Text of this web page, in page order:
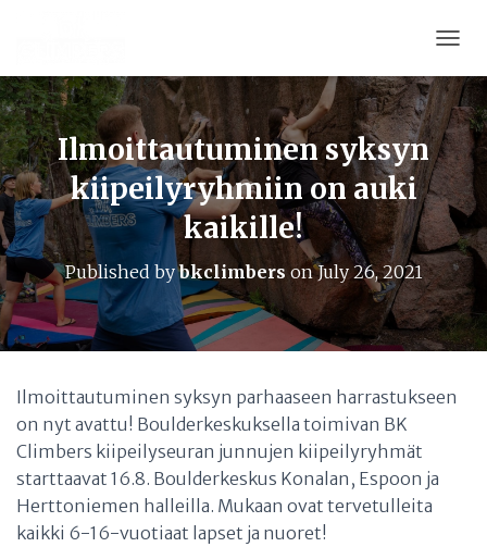
O
G
G
L
E
N
A
V
I
G
A
T
I
O
Ilmoittautuminen syksyn
kiipeilyryhmiin on auki
kaikille!
Published bybkclimbers onJuly 26, 2021
Ilmoittautuminen syksyn parhaaseen harrastukseen
on nyt avattu! Boulderkeskuksella toimivan BK
Climbers kiipeilyseuran junnujen kiipeilyryhmät
starttaavat 16.8. Boulderkeskus Konalan, Espoon ja
Herttoniemen halleilla. Mukaan ovat tervetulleita
kaikki 6-16-vuotiaat lapset ja nuoret!